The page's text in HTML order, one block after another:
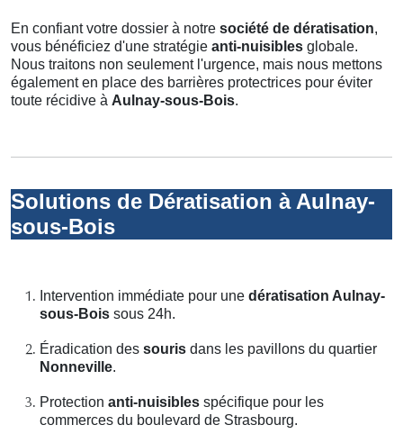
En confiant votre dossier à notre société de dératisation,
vous bénéficiez d'une stratégie anti-nuisibles globale.
Nous traitons non seulement l'urgence, mais nous mettons
également en place des barrières protectrices pour éviter
toute récidive à Aulnay-sous-Bois.
Solutions de Dératisation à Aulnay-
sous-Bois
Intervention immédiate pour une dératisation Aulnay-
sous-Bois sous 24h.
Éradication des souris dans les pavillons du quartier
Nonneville.
Protection anti-nuisibles spécifique pour les
commerces du boulevard de Strasbourg.